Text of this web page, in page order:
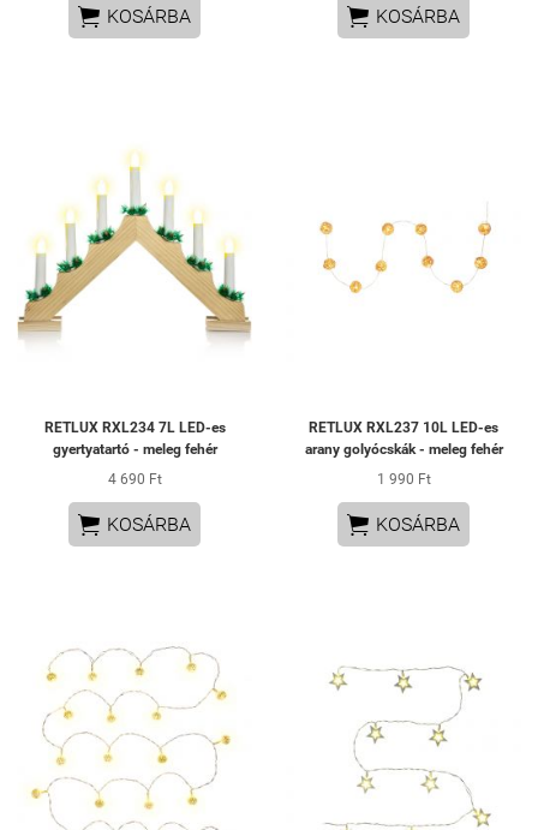
 KOSÁRBA  KOSÁRBA
RETLUX RXL234 7L LED-es
gyertyatartó - meleg fehér
4 690 Ft
 KOSÁRBA
RETLUX RXL237 10L LED-es
arany golyócskák - meleg fehér
1 990 Ft
 KOSÁRBA